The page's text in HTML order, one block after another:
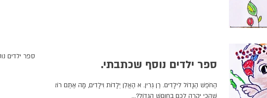
ספר ילדים
ספר ילדים נוסף שכתבתי.
הַחֹפֶשׁ הַגָּדוֹל לִילָדִים. רַן גְּרִין. א הַאֲלֵן יְלָדוֹת וִילָדִים, מָה אַתֶּם רוֹצִים
שֶׁהֲכִי יִקְרֶה לָכֶם בחוםשׁ הַגָּדוֹל?...